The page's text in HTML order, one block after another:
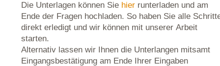
Die Unterlagen können Sie hier runterladen und am
Ende der Fragen hochladen. So haben Sie alle
direkt erledigt und wir können mit unserer Arbeit
starten.
Alternativ lassen wir Ihnen die Unterlangen mitsamt
Eingangsbestätigung am Ende Ihrer Eingaben